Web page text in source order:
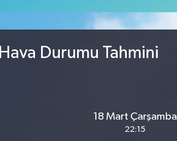
Durumu Tahmini
18 Mart Çarşamba
22:15